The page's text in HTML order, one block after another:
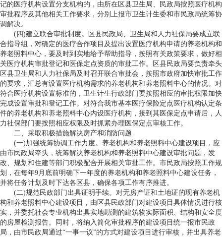
记的医疗机构设置分支机构的，由所在区县卫生局、民政局按照医疗机构
审批程序及其他相关工作要求，分别上报市卫生计生委和市民政局统筹协
调解决。
(四)建立联合审批制度。区县民政局、卫生局和人力社保局要成立联
合指导组，对确定的医疗合作项目及提出设置医疗机构申请的养老机构和
养老照料中心，要及时到实地给予帮助指导，按照有关政策要求，做好相
关医疗机构审批登记和医保定点资质的审批工作。区县民政局要负责牵头
区县卫生局和人力社保局及时召开联合审批会，按照市政府加快审批工作
的要求，汇总有设置医疗机构需求的养老机构和养老照料中心的情况。对
符合医疗机构设置标准的，卫生计生行政部门要按照相应的审批权限加快
完成设置审批和登记工作。对符合我市基本医疗保险定点医疗机构认定条
件的养老机构和养老照料中心内设医疗机构，接到其医保定点申请后，人
力社保部门要按照相应权限及时抓紧办理医保定点审核工作。
二、采取积极措施解决房产和消防问题
(一)加强统筹协调工作力度。养老机构和养老照料中心建设项目，应
由市民政局牵头，统筹解决养老机构和养老照料中心建设审批问题，发
改、规划和住建等部门积极配合开展相关审批工作。市民政局按照工作规
划，在每年9月底前明确下一年度的养老机构和养老照料中心建设任务，
并将任务计划及时下达各区县，确保各项工作有序推进。
(二)规范民政部门出具证明手续。对无房产证和土地证的现有养老机
构和养老照料中心建设项目，由区县民政部门对建设项目具体情况进行核
实，并委托社会专业机构出具实地勘测的建筑物实际面积、结构和安全度
的房屋检测报告。同时，将纳入简化审批程序的建设项目统一报市民政
局，由市民政局通过“一事一议”的方式对建设项目进行审核，并出具养老